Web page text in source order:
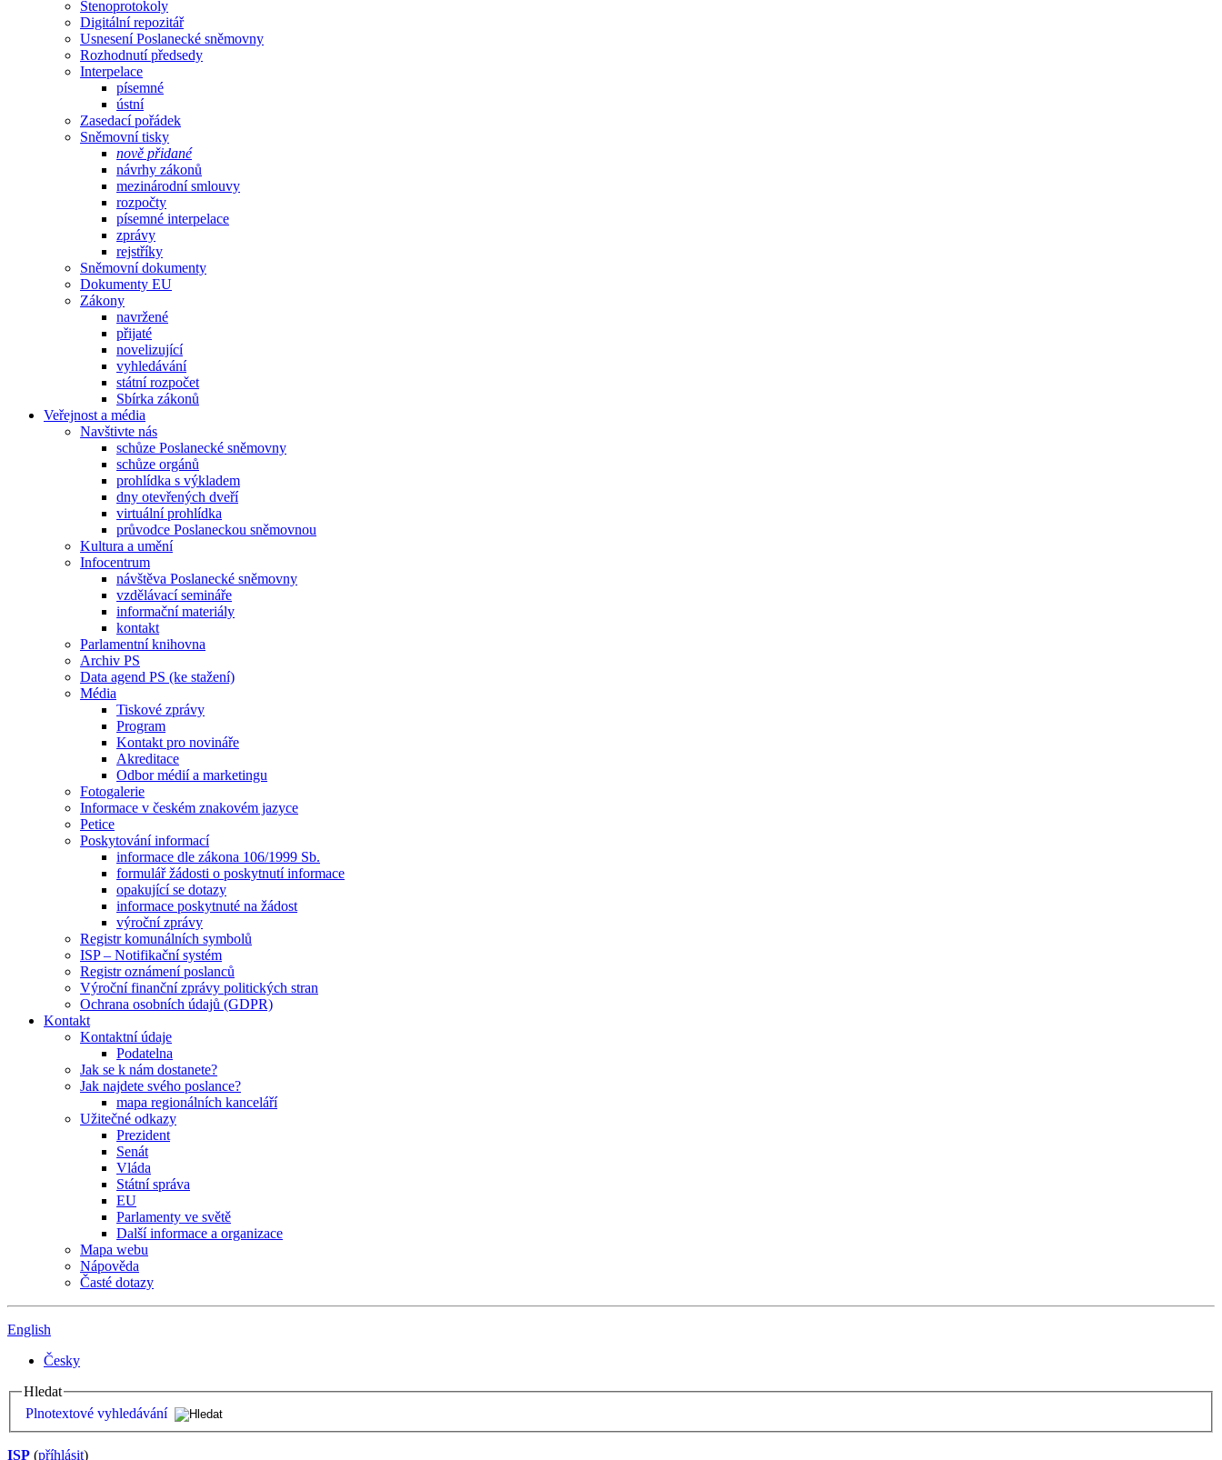
Stenoprotokoly
Digitální repozitář
Usnesení Poslanecké sněmovny
Rozhodnutí předsedy
Interpelace
písemné
ústní
Zasedací pořádek
Sněmovní tisky
nově přidané
návrhy zákonů
mezinárodní smlouvy
rozpočty
písemné interpelace
zprávy
rejstříky
Sněmovní dokumenty
Dokumenty EU
Zákony
navržené
přijaté
novelizující
vyhledávání
státní rozpočet
Sbírka zákonů
Veřejnost a média
Navštivte nás
schůze Poslanecké sněmovny
schůze orgánů
prohlídka s výkladem
dny otevřených dveří
virtuální prohlídka
průvodce Poslaneckou sněmovnou
Kultura a umění
Infocentrum
návštěva Poslanecké sněmovny
vzdělávací semináře
informační materiály
kontakt
Parlamentní knihovna
Archiv PS
Data agend PS (ke stažení)
Média
Tiskové zprávy
Program
Kontakt pro novináře
Akreditace
Odbor médií a marketingu
Fotogalerie
Informace v českém znakovém jazyce
Petice
Poskytování informací
informace dle zákona 106/1999 Sb.
formulář žádosti o poskytnutí informace
opakující se dotazy
informace poskytnuté na žádost
výroční zprávy
Registr komunálních symbolů
ISP – Notifikační systém
Registr oznámení poslanců
Výroční finanční zprávy politických stran
Ochrana osobních údajů (GDPR)
Kontakt
Kontaktní údaje
Podatelna
Jak se k nám dostanete?
Jak najdete svého poslance?
mapa regionálních kanceláří
Užitečné odkazy
Prezident
Senát
Vláda
Státní správa
EU
Parlamenty ve světě
Další informace a organizace
Mapa webu
Nápověda
Časté dotazy
English
Česky
Hledat
Plnotextové vyhledávání
ISP (příhlásit)